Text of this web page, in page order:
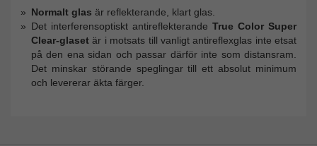
Normalt glas är reflekterande, klart glas.
Det interferensoptiskt antireflekterande True Color Super
Clear-glaset är i motsats till vanligt antireflexglas inte etsat
på den ena sidan och passar därför inte som distansram.
Det minskar störande speglingar till ett absolut minimum
och levererar äkta färger.